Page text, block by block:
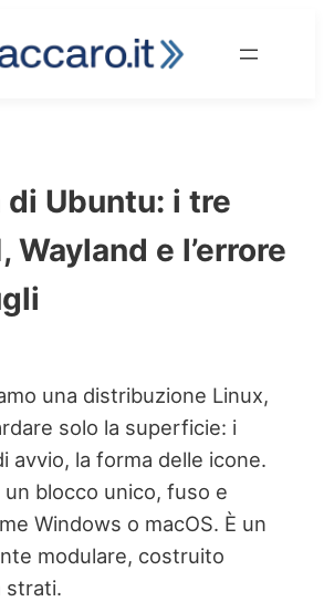
Ubuntu: i tre
Wayland e l’errore
una distribuzione Linux,
solo la superficie: i
avvio, la forma delle icone.
un blocco unico, fuso e
Windows o macOS. È un
modulare, costruito
strati.